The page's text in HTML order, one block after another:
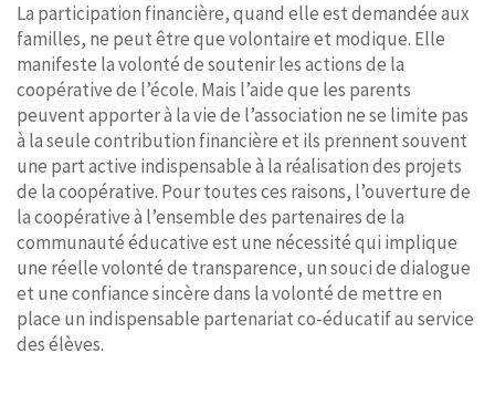
La participation financière, quand elle est demandée aux
familles, ne peut être que volontaire et modique. Elle
manifeste la volonté de soutenir les actions de la
coopérative de l’école. Mais l’aide que les parents
peuvent apporter à la vie de l’association ne se limite pas
à la seule contribution financière et ils prennent souvent
une part active indispensable à la réalisation des projets
de la coopérative. Pour toutes ces raisons, l’ouverture de
la coopérative à l’ensemble des partenaires de la
communauté éducative est une nécessité qui implique
une réelle volonté de transparence, un souci de dialogue
et une confiance sincère dans la volonté de mettre en
place un indispensable partenariat co-éducatif au service
des élèves.